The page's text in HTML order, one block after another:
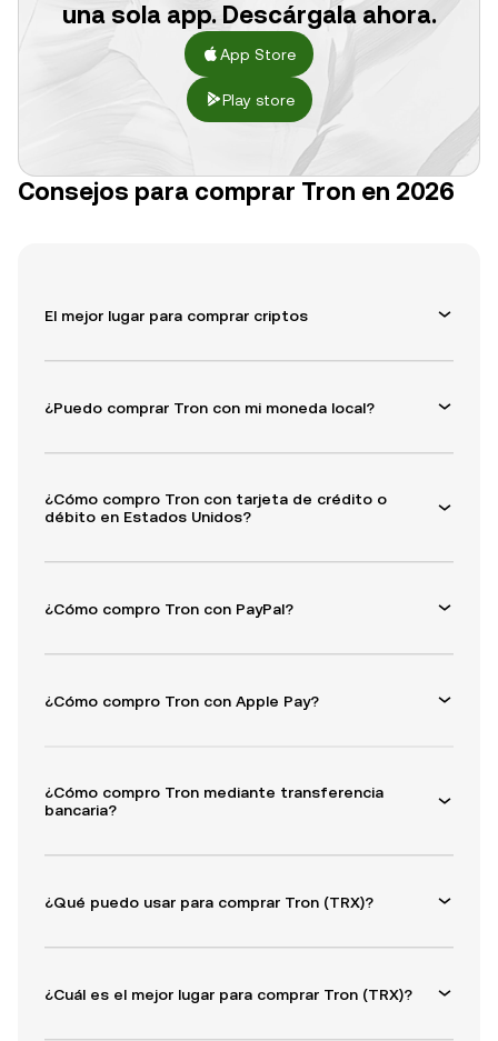
una sola app. Descárgala ahora.
App Store
Play store
Consejos para comprar Tron en 2026
El mejor lugar para comprar criptos
¿Puedo comprar Tron con mi moneda local?
¿Cómo compro Tron con tarjeta de crédito o
débito en Estados Unidos?
¿Cómo compro Tron con PayPal?
¿Cómo compro Tron con Apple Pay?
¿Cómo compro Tron mediante transferencia
bancaria?
¿Qué puedo usar para comprar Tron (TRX)?
¿Cuál es el mejor lugar para comprar Tron (TRX)?